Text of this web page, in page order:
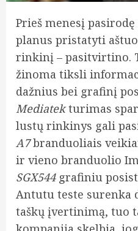
Prieš menesį
planus pristatyti
rinkinį – pasitvirtino.
žinoma tiksli
dažnius bei grafinį
Mediatekturimas
lustų rinkinys gali
A7branduoliais
ir vieno branduolio
SGX544grafiniu
Antutu teste surenka
taškų įvertinimą, tuo